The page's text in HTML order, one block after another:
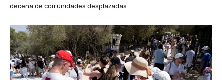
decena de comunidades desplazadas.